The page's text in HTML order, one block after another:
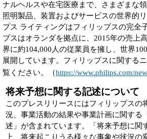
ナルヘルスや在宅医療まで、さまざまな
照明製品、装置およびサービスの世界的
プス ライティングはフィリップスの完全
プスはオランダを拠点に、2015年の売上
界に約104,000人の従業員を擁し、世界
展開しています。フィリップスに関する
覧ください。（https://www.philips.com/
将来予想に関する記述について
このプレスリリースにはフィリップスの
況、事業活動の結果や事業計画に関する
述」が含まれています。「将来予想に関
上、将来起こりうる様々な事象や状況の